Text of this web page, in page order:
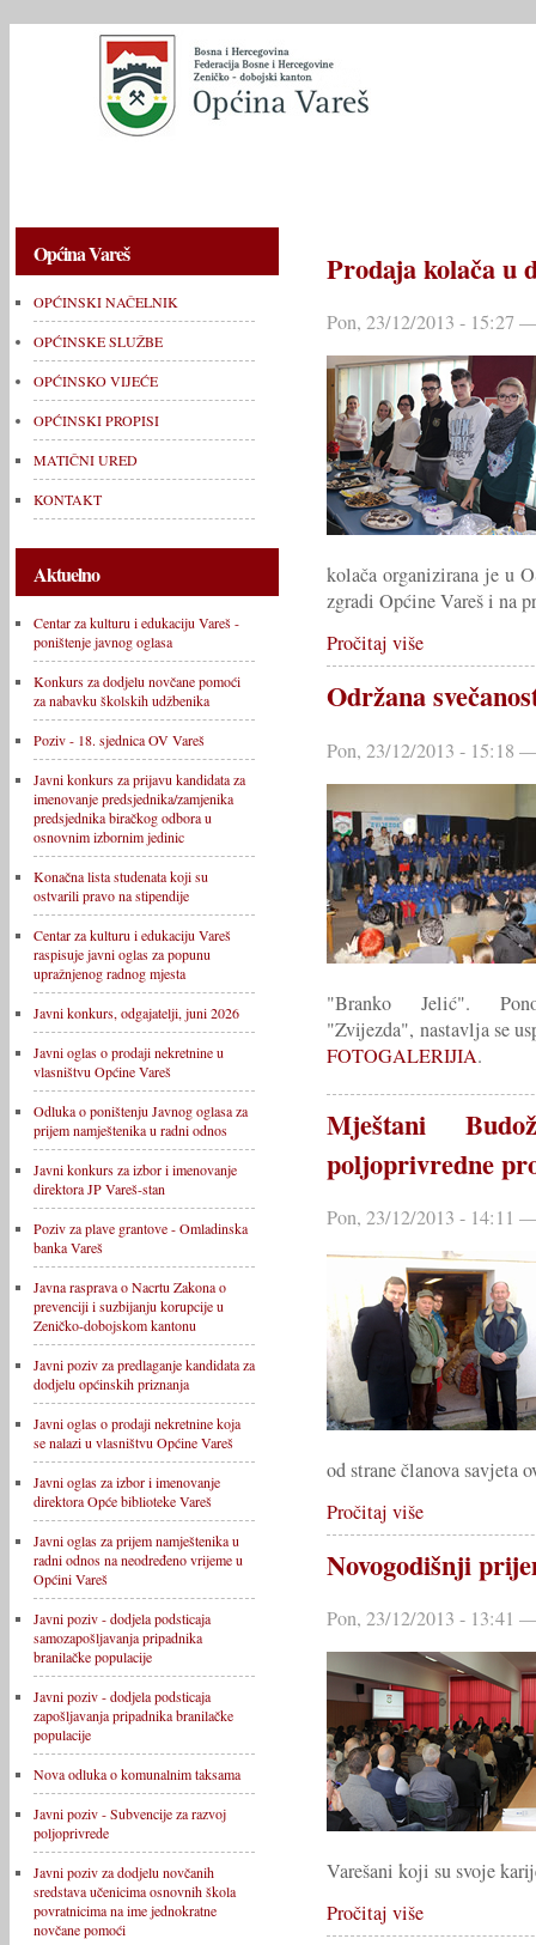
Općina Vareš
OPĆINSKI NAČELNIK
OPĆINSKE SLUŽBE
OPĆINSKO VIJEĆE
OPĆINSKI PROPISI
MATIČNI URED
KONTAKT
Aktuelno
Centar za kulturu i edukaciju Vareš -
poništenje javnog oglasa
Konkurs za dodjelu novčane pomoći
za nabavku školskih udžbenika
Poziv - 18. sjednica OV Vareš
Javni konkurs za prijavu kandidata za
imenovanje predsjednika/zamjenika
predsjednika biračkog odbora u
osnovnim izbornim jedinic
Konačna lista studenata koji su
ostvarili pravo na stipendije
Centar za kulturu i edukaciju Vareš
raspisuje javni oglas za popunu
upražnjenog radnog mjesta
Javni konkurs, odgajatelji, juni 2026
Javni oglas o prodaji nekretnine u
vlasništvu Općine Vareš
Odluka o poništenju Javnog oglasa za
prijem namještenika u radni odnos
Javni konkurs za izbor i imenovanje
direktora JP Vareš-stan
Poziv za plave grantove - Omladinska
banka Vareš
Javna rasprava o Nacrtu Zakona o
prevenciji i suzbijanju korupcije u
Zeničko-dobojskom kantonu
Javni poziv za predlaganje kandidata za
dodjelu općinskih priznanja
Javni oglas o prodaji nekretnine koja
se nalazi u vlasništvu Općine Vareš
Javni oglas za izbor i imenovanje
direktora Opće biblioteke Vareš
Javni oglas za prijem namještenika u
radni odnos na neodređeno vrijeme u
Općini Vareš
Javni poziv - dodjela podsticaja
samozapošljavanja pripadnika
branilačke populacije
Javni poziv - dodjela podsticaja
zapošljavanja pripadnika branilačke
populacije
Nova odluka o komunalnim taksama
Javni poziv - Subvencije za razvoj
poljoprivrede
Javni poziv za dodjelu novčanih
sredstava učenicima osnovnih škola
povratnicima na ime jednokratne
novčane pomoći
Prodaja kolača u
Pon, 23/12/2013 - 15:27
kolača organizirana je u
zgradi Općine Vareš i na
Pročitaj više
Održana
Pon, 23/12/2013 - 15:18
"Branko Jelić".
"Zvijezda", nastavlja se
FOTOGALERIJIA.
Mještani
poljoprivredne
Pon, 23/12/2013 - 14:11
od strane članova savjeta
Pročitaj više
Novogodišnji
Pon, 23/12/2013 - 13:41
Varešani koji su svoje
Pročitaj više